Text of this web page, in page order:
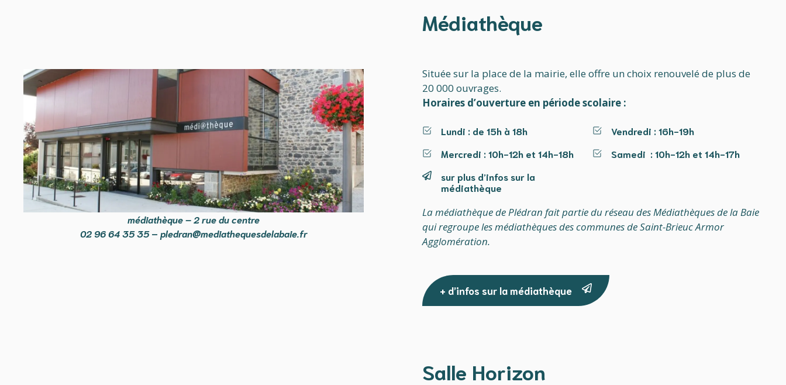
médiathèque – 2 rue du centre
02 96 64 35 35– pledran@mediathequesdelabaie.fr
Médiathèque
Située sur la place de la mairie, elle offre un choix renouvelé de plus de
20 000 ouvrages.
Horaires d’ouverture en période scolaire :
Lundi : de 15h à 18h
Mercredi : 10h-12h et 14h-18h
sur plus d’infos sur la
médiathèque
Vendredi : 16h-19h
Samedi : 10h-12h et 14h-17h
La médiathèque de Plédran fait partie du réseau des Médiathèques de la Baie
qui regroupe les médiathèques des communes de Saint-Brieuc Armor
Agglomération.
+ d’infos sur la médiathèque
Salle Horizon